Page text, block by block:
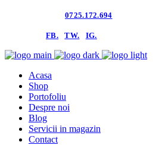
0725.172.694
FB. TW. IG.
Acasa
Shop
Portofoliu
Despre noi
Blog
Servicii in magazin
Contact